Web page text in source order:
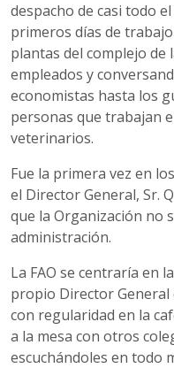
despacho de casi todo
primeros días de
plantas del complejo de
empleados y
economistas hasta los
personas que trabajan
veterinarios.
Fue la primera vez en
el Director General, Sr.
que la Organización no
administración.
La FAO se centraría en
propio Director
con regularidad en la
a la mesa con otros
escuchándoles en todo